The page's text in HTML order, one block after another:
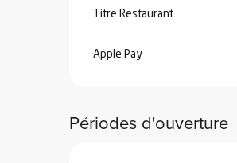
Titre Restaurant
Apple Pay
Périodes d'ouverture